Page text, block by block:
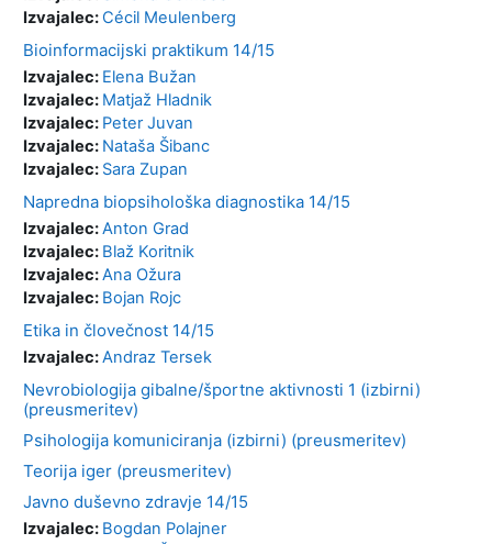
Izvajalec:Cécil Meulenberg
Bioinformacijski praktikum 14/15
Izvajalec: Elena Bužan
Izvajalec: Matjaž Hladnik
Izvajalec: Peter Juvan
Izvajalec: Nataša Šibanc
Izvajalec: Sara Zupan
Napredna biopsihološka diagnostika 14/15
Izvajalec:Anton Grad
Izvajalec: Blaž Koritnik
Izvajalec:Ana Ožura
Izvajalec: Bojan Rojc
Etika in človečnost 14/15
Izvajalec:Andraz Tersek
Nevrobiologija gibalne/športne aktivnosti 1 (izbirni)
(preusmeritev)
Psihologija komuniciranja (izbirni) (preusmeritev)
Teorija iger (preusmeritev)
Javno duševno zdravje 14/15
Izvajalec: Bogdan Polajner